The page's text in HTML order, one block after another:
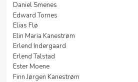
Daniel Smenes
Edward Tornes
Elias Flø
Elin Maria Kanestrøm
Erlend Indergaard
Erlend Talstad
Ester Moene
Finn Jørgen Kanestrøm